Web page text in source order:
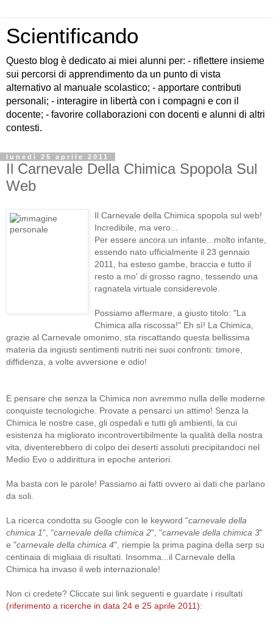
Scientificando
Questo blog è dedicato ai miei alunni per: - riflettere insieme
sui percorsi di apprendimento da un punto di vista
alternativo al manuale scolastico; - apportare contributi
personali; - interagire in libertà con i compagni e con il
docente; - favorire collaborazioni con docenti e alunni di altri
contesti.
lunedì 25 aprile 2011
Il Carnevale Della Chimica Spopola Sul
Web
Il Carnevale della Chimica spopola sul web!
Incredibile, ma vero...
Per essere ancora un infante...molto infante,
essendo nato ufficialmente il 23 gennaio
2011, ha esteso gambe, braccia e tutto il
resto a mo' di grosso ragno, tessendo una
ragnatela virtuale considerevole.
Possiamo affermare, a giusto titolo: "La
Chimica alla riscossa!" Eh sì! La Chimica,
grazie al Carnevale omonimo, sta riscattando questa bellissima
materia da ingiusti sentimenti nutriti nei suoi confronti: timore,
diffidenza, a volte avversione e odio!
E pensare che senza la Chimica non avremmo nulla delle moderne
conquiste tecnologiche. Provate a pensarci un attimo! Senza la
Chimica le nostre case, gli ospedali e tutti gli ambienti, la cui
esistenza ha migliorato incontrovertibilmente la qualità della nostra
vita, diventerebbero di colpo dei deserti assoluti precipitandoci nel
Medio Evo o addirittura in epoche anteriori.
Ma basta con le parole! Passiamo ai fatti ovvero ai dati che parlano
da soli.
La ricerca condotta su Google con le keyword "carnevale della
chimica 1", "carnevale della chimica 2", "carnevale della chimica 3"
e "carnevale della chimica 4", riempie la prima pagina della serp su
centinaia di migliaia di risultati. Insomma...il Carnevale della
Chimica ha invaso il web internazionale!
Non ci credete? Cliccate sui link seguenti e guardate i risultati
(riferimento a ricerche in data 24 e 25 aprile 2011):